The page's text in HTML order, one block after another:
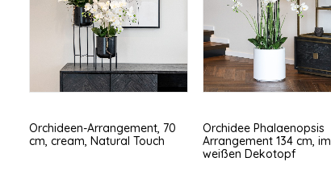
Orchideen-Arrangement, 70
cm, cream, Natural Touch
Orchidee Phalaenopsis
Arrangement 134 cm, im
weißen Dekotopf